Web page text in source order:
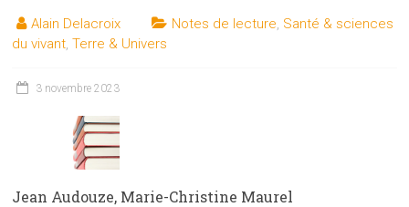
Alain Delacroix Notes de lecture, Santé & sciences
du vivant,Terre & Univers
3 novembre 2023
Jean Audouze, Marie-Christine Maurel